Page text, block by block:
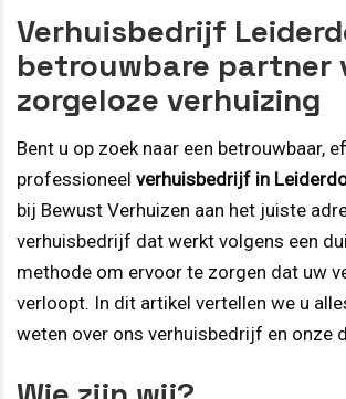
Verhuisbedrijf
betrouwbare partner
zorgeloze verhuizing
Bent u op zoek naar een betrouwbaar,
professioneel verhuisbedrijf in
bij Bewust Verhuizen aan het juiste
verhuisbedrijf dat werkt volgens een
methode om ervoor te zorgen dat uw
verloopt. In dit artikel vertellen we u
weten over ons verhuisbedrijf en onze